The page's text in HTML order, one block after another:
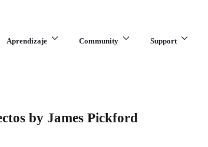
Aprendizaje Community Support
by James Pickford